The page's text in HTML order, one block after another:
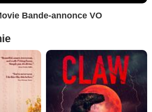
Bande-annonce VO